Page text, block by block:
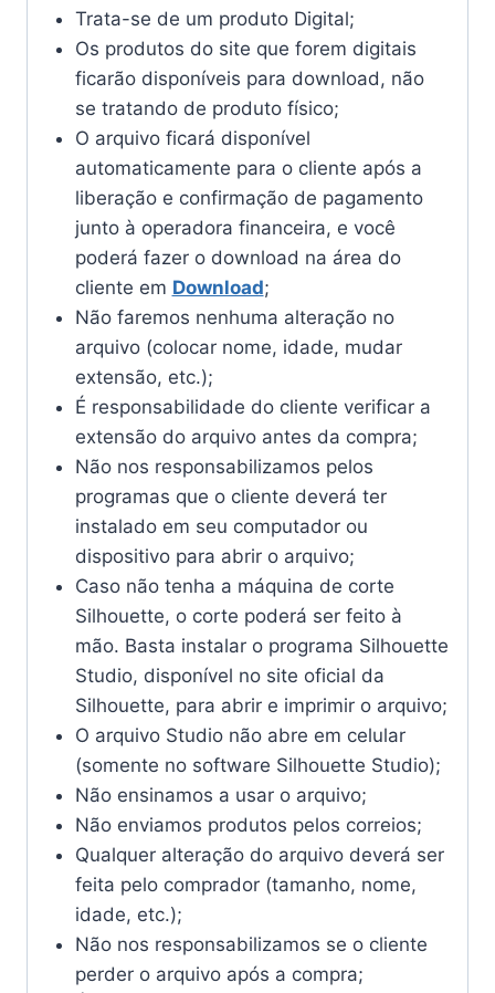
Trata-se de um produto Digital;
Os produtos do site que forem digitais
ficarão disponíveis para download, não
se tratando de produto físico;
O arquivo ficará disponível
automaticamente para o cliente após a
liberação e confirmação de pagamento
junto à operadora financeira, e você
poderá fazer o download na área do
cliente em Download;
Não faremos nenhuma alteração no
arquivo (colocar nome, idade, mudar
extensão, etc.);
É responsabilidade do cliente verificar a
extensão do arquivo antes da compra;
Não nos responsabilizamos pelos
programas que o cliente deverá ter
instalado em seu computador ou
dispositivo para abrir o arquivo;
Caso não tenha a máquina de corte
Silhouette, o corte poderá ser feito à
mão. Basta instalar o programa Silhouette
Studio, disponível no site oficial da
Silhouette, para abrir e imprimir o arquivo;
O arquivo Studio não abre em celular
(somente no software Silhouette Studio);
Não ensinamos a usar o arquivo;
Não enviamos produtos pelos correios;
Qualquer alteração do arquivo deverá ser
feita pelo comprador (tamanho, nome,
idade, etc.);
Não nos responsabilizamos se o cliente
perder o arquivo após a compra;